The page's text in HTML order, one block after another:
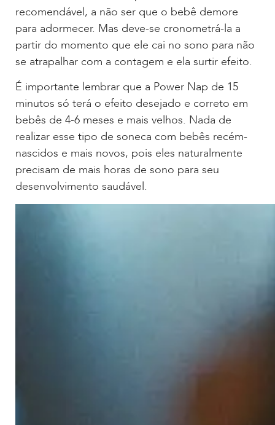
recomendável, a não ser que o bebê demore
para adormecer. Mas deve-se cronometrá-la a
partir do momento que ele cai no sono para não
se atrapalhar com a contagem e ela surtir efeito.
É importante lembrar que a Power Nap de 15
minutos só terá o efeito desejado e correto em
bebês de 4-6 meses e mais velhos. Nada de
realizar esse tipo de soneca com bebês recém-
nascidos e mais novos, pois eles naturalmente
precisam de mais horas de sono para seu
desenvolvimento saudável.